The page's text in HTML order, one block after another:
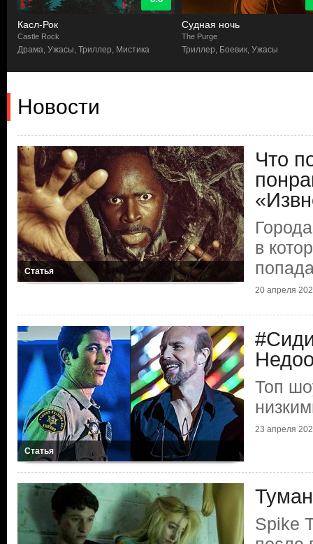
Касл-Рок
Castle Rock
Драма, Ужасы, Триллер, Мистика
Судная ночь
The Purge
Триллер, Боевик, Ужасы
Новости
Статья
Что
в
20 апреля
Статья
Топ
23 апреля
Spike